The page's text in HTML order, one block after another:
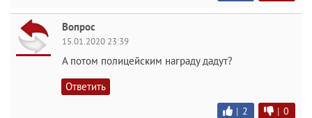
Вопрос
15.01.2020 23:39
А потом полицейским награду дадут?
Ответить
| 2 | 0